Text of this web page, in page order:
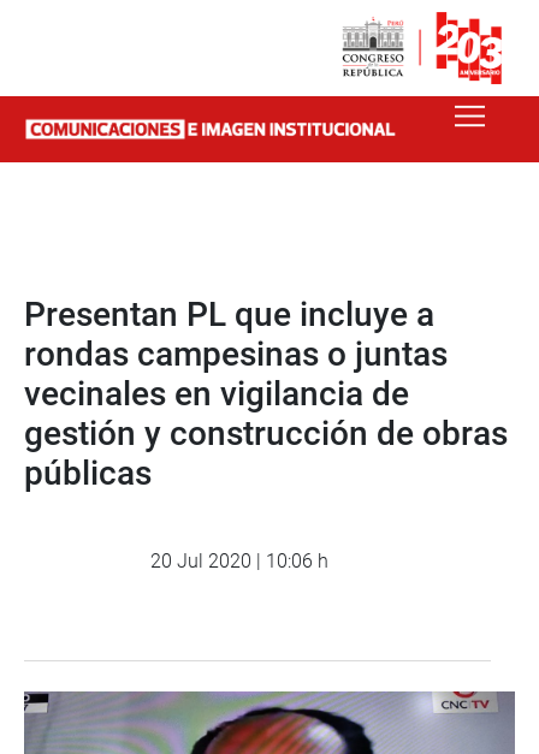
Presentan PL que incluye a
rondas campesinas o juntas
vecinales en vigilancia de
gestión y construcción de obras
públicas
20 Jul 2020 | 10:06 h